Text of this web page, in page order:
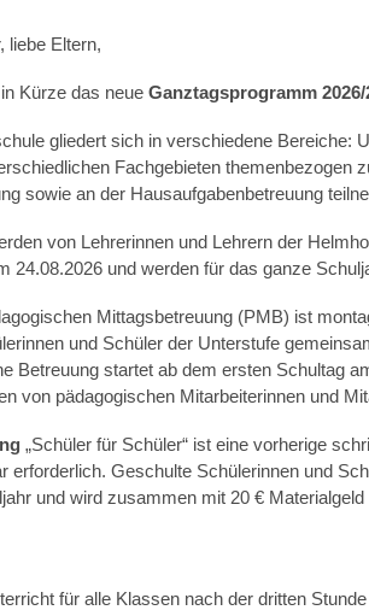
liebe Eltern,
Kürze das neueGanztagsprogramm 2026
gliedert sich in verschiedene Bereiche:
Fachgebieten themenbezogen
sowie an der Hausaufgabenbetreuung
von Lehrerinnen und Lehrern der
24.08.2026 und werden für das ganze
Mittagsbetreuung (PMB) ist
und Schüler der Unterstufe
Betreuung startet ab dem ersten Schultag
von pädagogischen Mitarbeiterinnen und
„Schüler für Schüler“ ist eine vorherige
erforderlich. Geschulte Schülerinnen und
und wird zusammen mit 20 €
für alle Klassen nach der dritten